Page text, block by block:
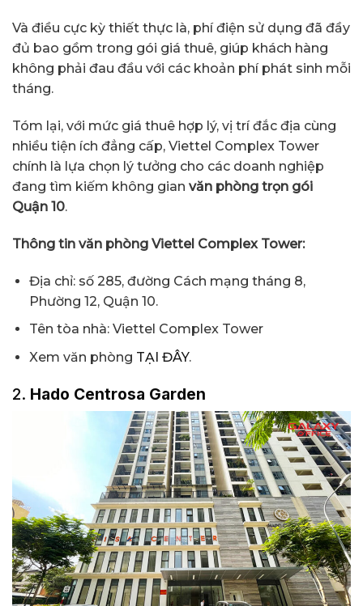
Và điều cực kỳ thiết thực là, phí điện sử dụng đã đầy
đủ bao gồm trong gói giá thuê, giúp khách hàng
không phải đau đầu với các khoản phí phát sinh mỗi
tháng.
Tóm lại, với mức giá thuê hợp lý, vị trí đắc địa cùng
nhiều tiện ích đẳng cấp, Viettel Complex Tower
chính là lựa chọn lý tưởng cho các doanh nghiệp
đang tìm kiếm không gian văn phòng trọn gói
Quận 10.
Thông tin văn phòng Viettel Complex Tower:
Địa chỉ: số 285, đường Cách mạng tháng 8,
Phường 12, Quận 10.
Tên tòa nhà: Viettel Complex Tower
Xem văn phòng TẠI ĐÂY.
2. Hado Centrosa Garden